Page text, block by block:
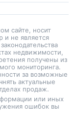
сайте, носит
и не является
недвижимости,
получены из
мониторинга.
за возможные
актуальные
продаж.
или иных
ошибок вы